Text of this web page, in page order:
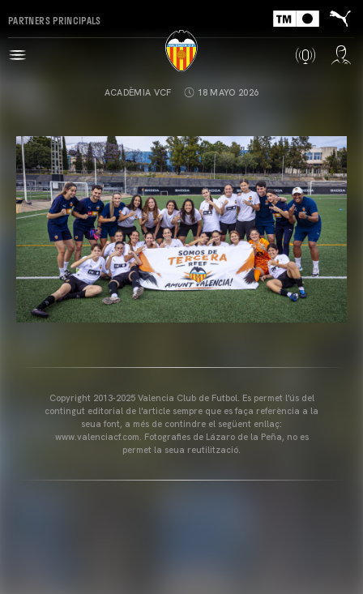
PARTNERS PRINCIPALS
ACADÈMIA VCF 18 MAYO 2026
Copyright 2013-2025 Valencia Club de Futbol. Es permet l'ús del
contingut editorial de l'article sempre que es faça referència a la
seua font, a més de contindre el següent enllaç:
www.valenciacf.com. Fotografies de Lázaro de la Peña, no es
permet la seua reutilització.